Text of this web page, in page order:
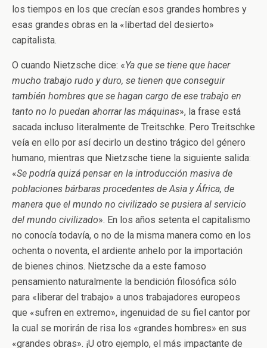
los tiempos en los que crecían esos grandes hombres y
esas grandes obras en la «libertad del desierto»
capitalista.
O cuando Nietzsche dice: «Ya que se tiene que hacer
mucho trabajo rudo y duro, se tienen que conseguir
también hombres que se hagan cargo de ese trabajo en
tanto no lo puedan ahorrar las máquinas», la frase está
sacada incluso literalmente de Treitschke. Pero Treitschke
veía en ello por así decirlo un destino trágico del género
humano, mientras que Nietzsche tiene la siguiente salida:
«Se podría quizá pensar en la introducción masiva de
poblaciones bárbaras procedentes de Asia y África, de
manera que el mundo no civilizado se pusiera al servicio
del mundo civilizado». En los años setenta el capitalismo
no conocía todavía, o no de la misma manera como en los
ochenta o noventa, el ardiente anhelo por la importación
de bienes chinos. Nietzsche da a este famoso
pensamiento naturalmente la bendición filosófica sólo
para «liberar del trabajo» a unos trabajadores europeos
que «sufren en extremo», ingenuidad de su fiel cantor por
la cual se morirán de risa los «grandes hombres» en sus
«grandes obras». ¡U otro ejemplo, el más impactante de